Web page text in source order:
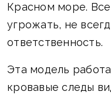
Красном море. Все
угрожать, не
ответственность.
Эта модель
кровавые следы